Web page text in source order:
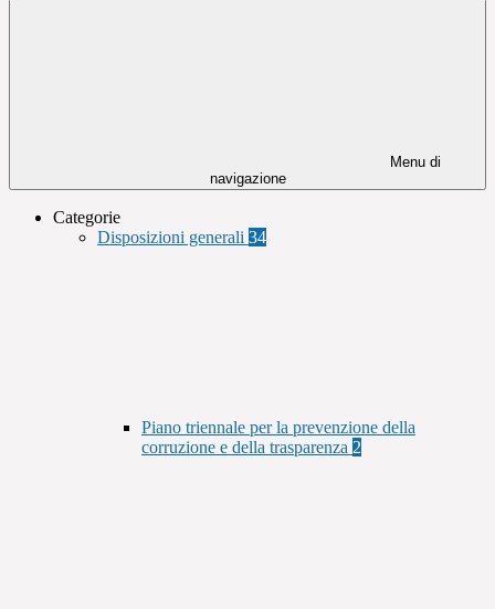
Menu di
navigazione
Categorie
Disposizioni generali 34
Piano triennale per la prevenzione della
corruzione e della trasparenza 2